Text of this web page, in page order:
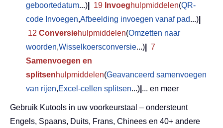
geboortedatum...) 19 Invoeghulpmiddelen(QR-
code Invoegen,Afbeelding invoegen vanaf pad...)
12 Conversiehulpmiddelen(Omzetten naar
woorden,Wisselkoersconversie...)
7
Samenvoegen en
splitsenhulpmiddelen(Geavanceerd samenvoegen
van rijen,Excel-cellen splitsen...) ... en meer
Gebruik Kutools in uw voorkeurstaal – ondersteunt
Engels, Spaans, Duits, Frans, Chinees en 40+ andere